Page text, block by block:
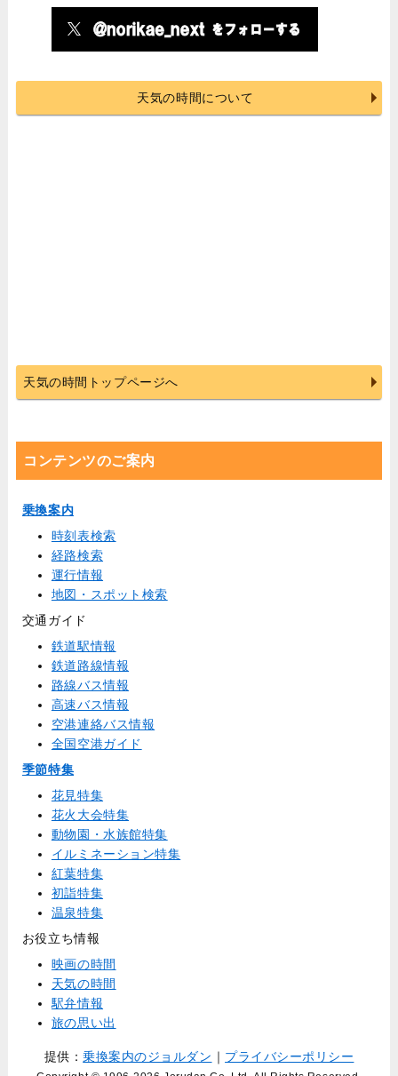
天気の時間について
天気の時間トップページへ
コンテンツのご案内
乗換案内
時刻表検索
経路検索
運行情報
地図・スポット検索
交通ガイド
鉄道駅情報
鉄道路線情報
路線バス情報
高速バス情報
空港連絡バス情報
全国空港ガイド
季節特集
花見特集
花火大会特集
動物園・水族館特集
イルミネーション特集
紅葉特集
初詣特集
温泉特集
お役立ち情報
映画の時間
天気の時間
駅弁情報
旅の思い出
提供：乗換案内のジョルダン ｜ プライバシーポリシー